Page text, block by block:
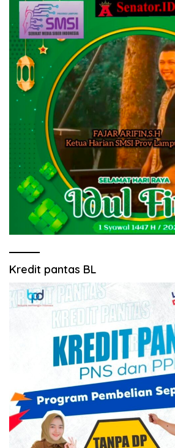
Kredit pantas BL